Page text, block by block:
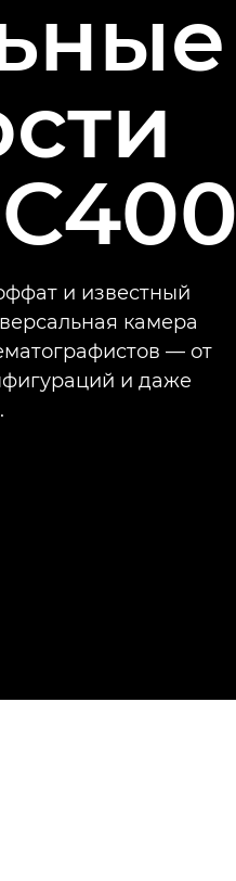
и известный
камера
— от
и даже